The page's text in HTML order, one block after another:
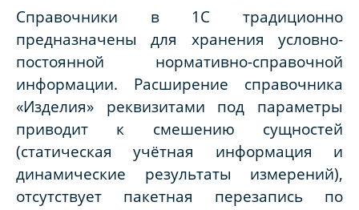
Справочники в 1С традиционно
предназначены для хранения условно-
постоянной нормативно-справочной
информации. Расширение справочника
«Изделия» реквизитами под параметры
приводит к смешению сущностей
(статическая учётная информация и
динамические результаты измерений),
отсутствует пакетная перезапись по